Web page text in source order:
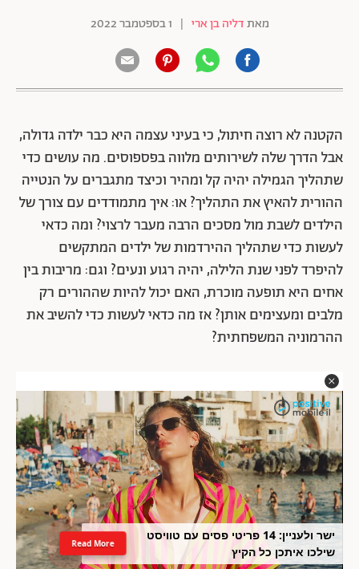
מאתדליה בן ארי | 1 בספטמבר 2022
הקטנה לא רוצה חיתול, כי בעיני עצמה היא כבר ילדה גדולה,
אבל הדרך שלה לשירותים מלווה בפספוסים. מה עושים כדי
שתהליך הגמילה יהיה קל ומהיר וכיצד מתגברים על הנטייה
ההורית להאיץ את התהליך? או: איך מתמודדים עם צורך של
הילדים לשבת מול מסכים הרבה מעבר לרצוי? ומה כדאי
לעשות כדי שתהליך ההירדמות של ילדים המתקשים
להיפרד לפני שנת הלילה, יהיה רגוע ונעים? וגם: מריבות בין
אחים היא תופעה מוכרת, האם יכול להיות שההורים רק
מלבים ומעצימים אותן? אז מה כדאי לעשות כדי להשיב את
ההרמוניה המשפחתית?
ישר ולעניין: 14 פריטי פסים עם טוויסט
שילכו איתכן כל הקיץ
Read More